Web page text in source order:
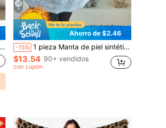
7
Ahorro de $2.46
-15% 1 pieza Manta de piel sintética azul cielo, piel sintética suave y cálida, estilo de lujo, adecuada para sala de estar, dormitorio, sofá y talla grande ocasiones. Opciones de tamaño: Grande, Doble, Extra Grande. Esta manta de piel sintética de pelo largo y esponjoso de lujo es suave y cómoda, ideal para el hogar, dormitorio, temporada de regreso a la escuela.
$13.54 90+ vendidos
con cupón